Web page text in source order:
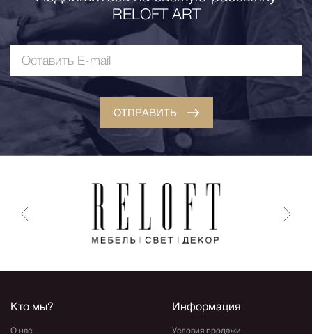
RELOFT ART
ОТПРАВИТЬ
Кто мы?
О нас
Информация
Условия продажи